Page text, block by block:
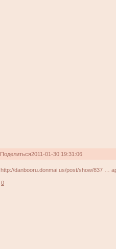
Поделиться2011-01-30 19:31:06
http://danbooru.donmai.us/post/show/837 …
0